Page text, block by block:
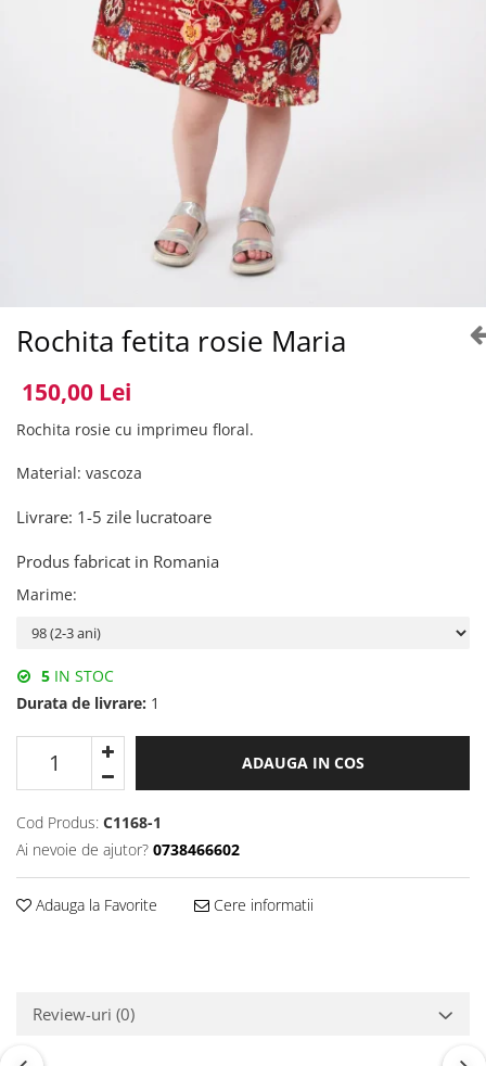
Rochita fetita rosie Maria
150,00 Lei
Rochita rosie cu imprimeu floral.
Material: vascoza
Livrare: 1-5 zile lucratoare
Produs fabricat in Romania
Marime:
5 IN STOC
Durata de livrare: 1
ADAUGA IN COS
Cod Produs: C1168-1
Ai nevoie de ajutor? 0738466602
Adauga la Favorite Cere informatii
Review-uri (0)